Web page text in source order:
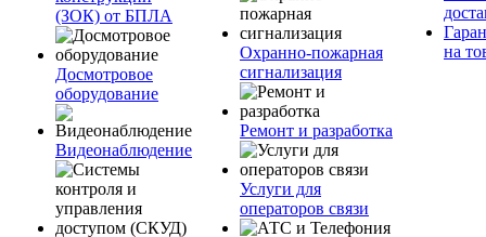
(ЗОК) от БПЛА
Досмотровое
оборудование
Видеонаблюдение
Охранно-пожарная
сигнализация
Ремонт и разработка
Услуги для
операторов связи
на